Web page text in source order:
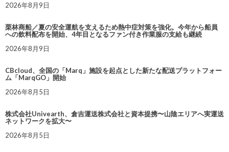
2026年8月9日
栗林商船／夏の安全運航を支えるため熱中症対策を強化。今年から船員
への飲料配布を開始、4年目となるファン付き作業服の支給も継続
2026年8月9日
CBcloud、全国の「Marq」施設を起点とした新たな配送プラットフォー
ム「MarqGO」開始
2026年8月5日
株式会社Univearth、倉吉運送株式会社と資本提携〜山陰エリアへ実運送
ネットワークを拡大〜
2026年8月5日